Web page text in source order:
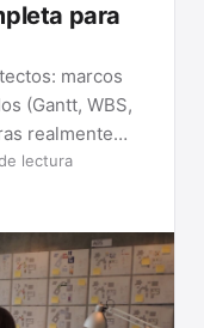
para
marcos
(Gantt, WBS,
realmente
lectura